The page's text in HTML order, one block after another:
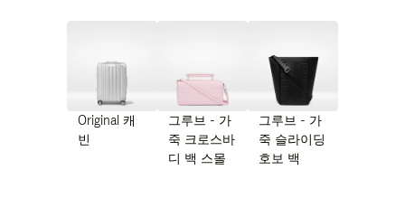
Original 캐
빈
그루브 - 가
죽 크로스바
디 백 스몰
그루브 - 가
죽 슬라이딩
호보 백